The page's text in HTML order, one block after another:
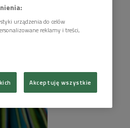
urządzenia do celów
reklamy i treści,
Akceptuję wszystkie